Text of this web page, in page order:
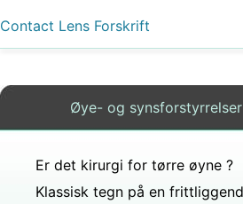
Contact Lens Forskrift
Øye- og synsforstyrrelser
Er det kirurgi for tørre øyne ?